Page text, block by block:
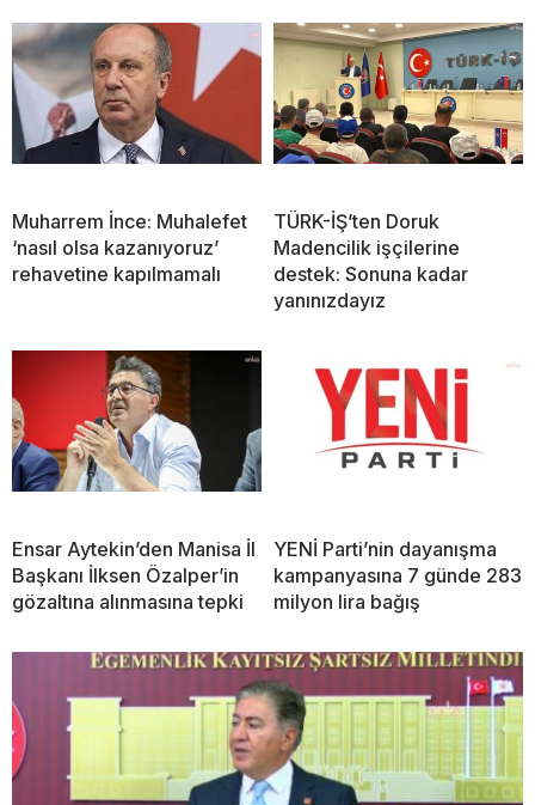
Muharrem İnce: Muhalefet
‘nasıl olsa kazanıyoruz’
rehavetine kapılmamalı
TÜRK-İŞ’ten Doruk
Madencilik işçilerine
destek: Sonuna kadar
yanınızdayız
Ensar Aytekin’den Manisa İl
Başkanı İlksen Özalper’in
gözaltına alınmasına tepki
YENİ Parti’nin dayanışma
kampanyasına 7 günde 283
milyon lira bağış